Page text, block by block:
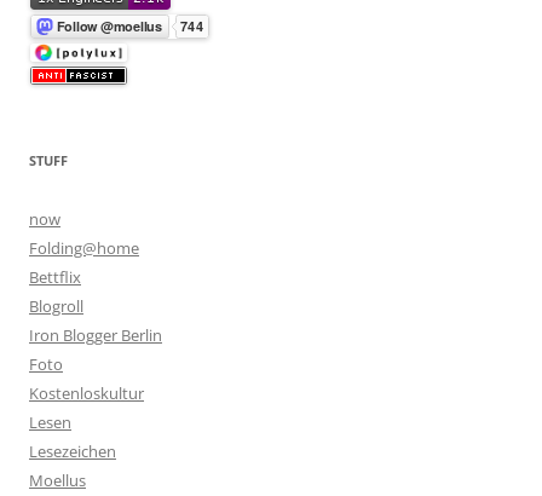
STUFF
now
Folding@home
Bettflix
Blogroll
Iron Blogger Berlin
Foto
Kostenloskultur
Lesen
Lesezeichen
Moellus